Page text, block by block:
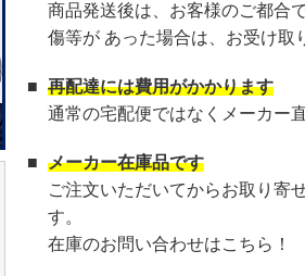
商品発送後は、お客様のご都合
傷等が あった場合は、お受け取
■ 再配達には費用がかかります
通常の宅配便ではなくメーカー
■ メーカー在庫品です
ご注文いただいてからお取り寄
す。
在庫のお問い合わせはこちら！